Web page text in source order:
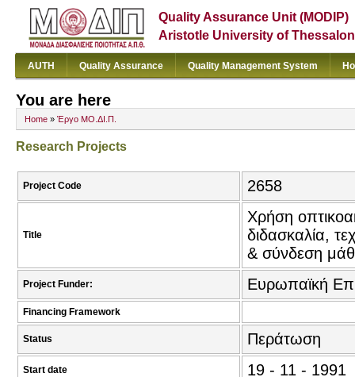
Quality Assurance Unit (MODIP)
Aristotle University of
AUTH Quality Assurance Quality Management System
You are here
Home » Έργο ΜΟ.ΔΙ.Π.
Research Projects
Project Code 2658
Title
Χρήση
διδασκαλία,
& σύνδεση
Project Funder: Ευρωπαϊκή
Financing Framework
Status Περάτωση
Start date 19 - 11 - 1991